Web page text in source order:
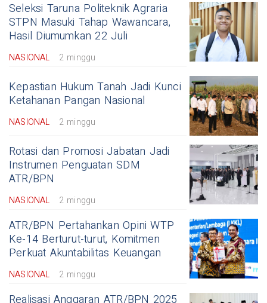
Seleksi Taruna Politeknik Agraria
STPN Masuki Tahap Wawancara,
Hasil Diumumkan 22 Juli
NASIONAL 2 minggu
Kepastian Hukum Tanah Jadi Kunci
Ketahanan Pangan Nasional
NASIONAL 2 minggu
Rotasi dan Promosi Jabatan Jadi
Instrumen Penguatan SDM
ATR/BPN
NASIONAL 2 minggu
ATR/BPN Pertahankan Opini WTP
Ke-14 Berturut-turut, Komitmen
Perkuat Akuntabilitas Keuangan
NASIONAL 2 minggu